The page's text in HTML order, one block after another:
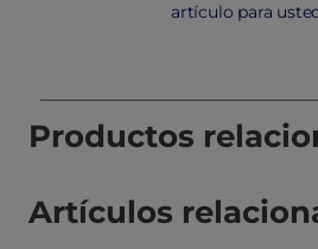
artículo para
Productos
Artículos